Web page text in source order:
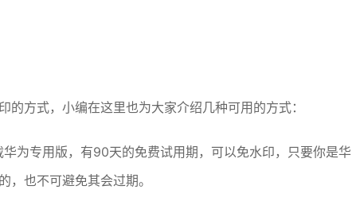
方式，小编在这里也为大家介绍几种可用的方式：
为专用版，有90天的免费试用期，可以免水印，只要你是华
，也不可避免其会过期。